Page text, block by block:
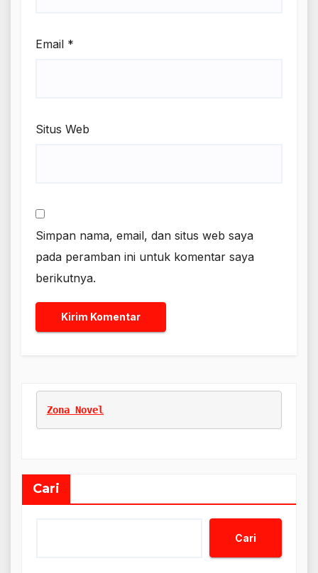
Email *
Situs Web
Simpan nama, email, dan situs web saya
pada peramban ini untuk komentar saya
berikutnya.
Zona Novel
Cari
Cari